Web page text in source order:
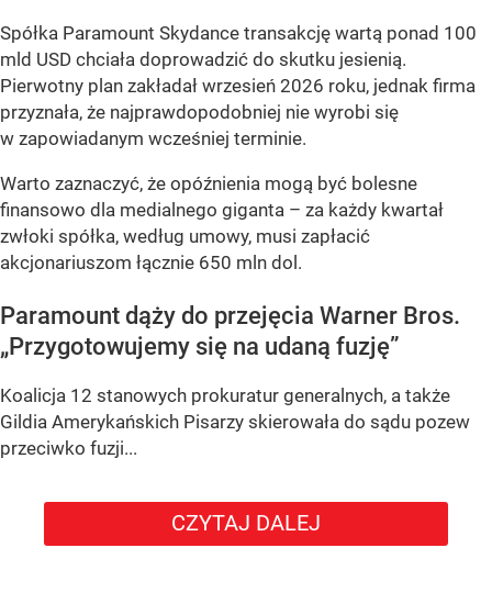
Spółka Paramount Skydance transakcję wartą ponad 100
mld USD chciała doprowadzić do skutku jesienią.
Pierwotny plan zakładał wrzesień 2026 roku, jednak firma
przyznała, że najprawdopodobniej nie wyrobi się
w zapowiadanym wcześniej terminie.
Warto zaznaczyć, że opóźnienia mogą być bolesne
finansowo dla medialnego giganta – za każdy kwartał
zwłoki spółka, według umowy, musi zapłacić
akcjonariuszom łącznie 650 mln dol.
Paramount dąży do przejęcia Warner Bros.
„Przygotowujemy się na udaną fuzję”
Koalicja 12 stanowych prokuratur generalnych, a także
Gildia Amerykańskich Pisarzy skierowała do sądu pozew
przeciwko fuzji...
CZYTAJ DALEJ